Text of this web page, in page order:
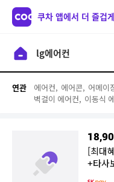
쿠차 앱에서 더 즐겁
연관 에어컨, 에어콘, 어메이
벽걸이 에어컨, 이동식
벽걸이 에어컨 1
[최대
+타사